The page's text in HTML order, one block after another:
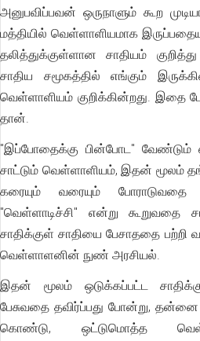
அனுபவிப்பவன் ஒருநாளும் கூற
மத்தியில் வெள்ளாளியமாக
தலித்துக்குள்ளான சாதியம்
சாதிய சமூகத்தில் எங்கும்
வெள்ளாளியம் குறிக்கின்றது. இதை
தான்.
"இப்போதைக்கு பின்போட" வேண்டும்
சாட்டும் வெள்ளாளியம், இதன் மூலம்
கரையும் வரையும் போராடுவதை
"வெள்ளாடிச்சி" என்று
சாதிக்குள் சாதியை பேசாததை பற்றி
வெள்ளாளனின் நுண் அரசியல்.
இதன் மூலம் ஒடுக்கப்பட்ட
பேசுவதை தவிர்ப்பது போன்று,
கொண்டு, ஒட்டுமொத்த